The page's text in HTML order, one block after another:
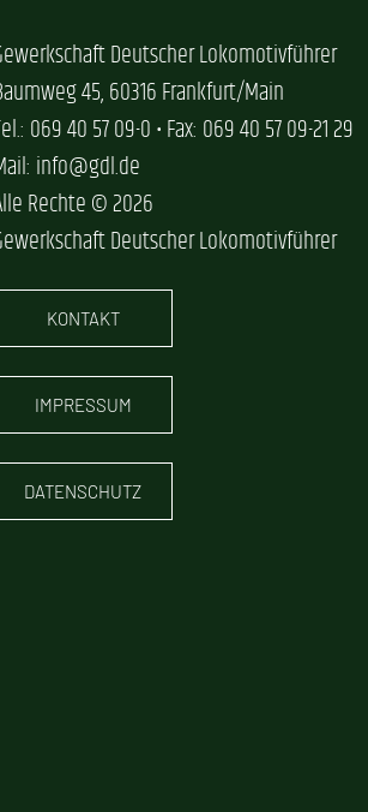
Deutscher Lokomotivführer
45, 60316 Frankfurt/Main
069 40 57 09-0 • Fax: 069 40 57 09-21 29
info@gdl.de
Rechte © 2026
Deutscher Lokomotivführer
KONTAKT
IMPRESSUM
DATENSCHUTZ